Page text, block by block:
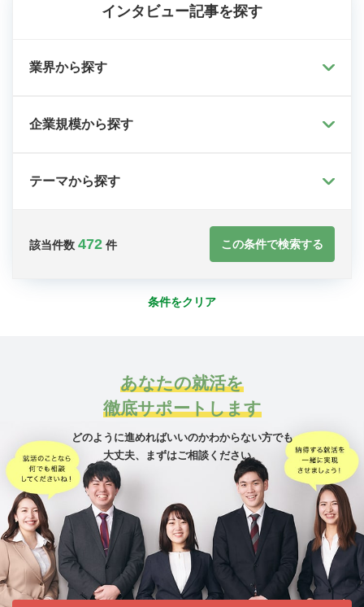
インタビュー記事を探す
業界から探す
企業規模から探す
テーマから探す
該当件数 472 件 この条件で検索する
条件をクリア
あなたの就活を
徹底サポートします
どのように進めればいいのかわからない方でも
大丈夫、
まずはご相談ください。